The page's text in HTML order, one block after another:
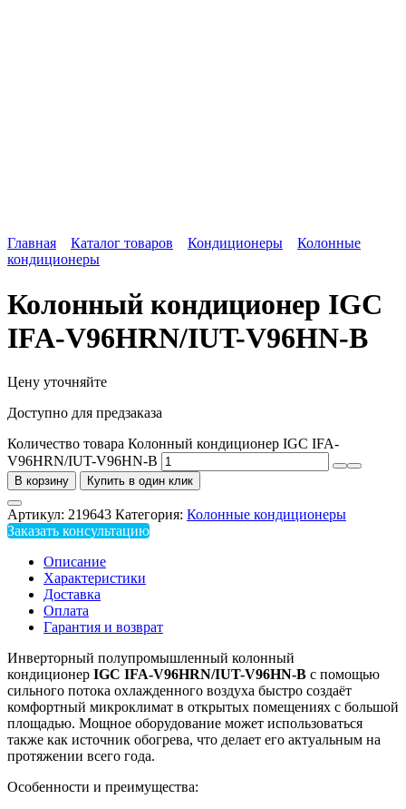
Главная Каталог товаров Кондиционеры
Колонные
кондиционеры
Колонный кондиционер IGC
IFA-V96HRN/IUT-V96HN-B
Цену уточняйте
Доступно для предзаказа
Количество товара Колонный кондиционер IGC IFA-
V96HRN/IUT-V96HN-B
В корзину Купить в один клик
Артикул: 219643 Категория: Колонные кондиционеры
Заказать консультацию
Описание
Характеристики
Доставка
Оплата
Гарантия и возврат
Инверторный полупромышленный колонный
кондиционер IGC IFA-V96HRN/IUT-V96HN-B с помощью
сильного потока охлажденного воздуха быстро создаёт
комфортный микроклимат в открытых помещениях с большой
площадью. Мощное оборудование может использоваться
также как источник обогрева, что делает его актуальным на
протяжении всего года.
Особенности и преимущества: